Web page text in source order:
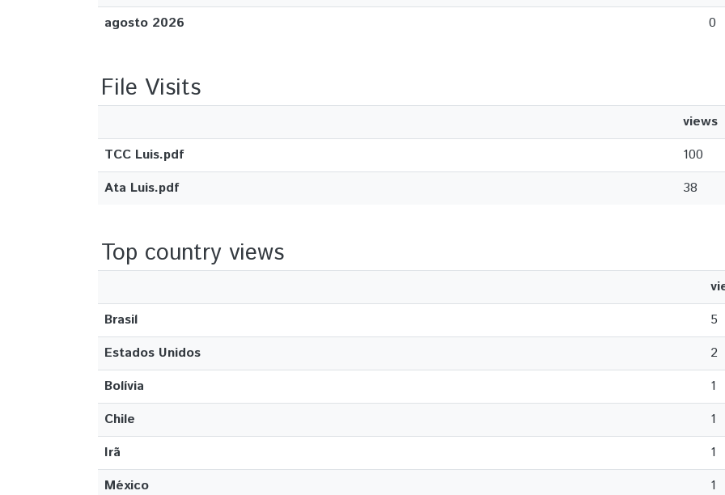
agosto 2026
0
File Visits
views
TCC Luis.pdf
100
Ata Luis.pdf
38
Top country views
Brasil
5
Estados Unidos
2
Bolívia
1
Chile
1
Irã
1
México
1